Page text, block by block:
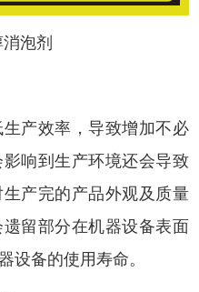
泡剂
产效率，导致增加不必
响到生产环境还会导致
产完的产品外观及质量
留部分在机器设备表面
设备的使用寿命。